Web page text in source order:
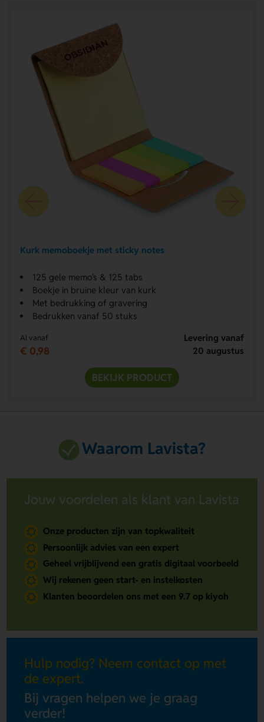
Kurk memoboekje met sticky notes
125 gele memo's & 125 tabs
Boekje in bruine kleur van kurk
Met bedrukking of gravering
Bedrukken vanaf 50 stuks
Al vanaf
€ 0,98
Levering vanaf
20 augustus
BEKIJK PRODUCT
Waarom Lavista?
Jouw voordelen als klant van Lavista
Onze producten zijn van topkwaliteit
Persoonlijk advies van een expert
Geheel vrijblijvend een gratis digitaal voorbeeld
Wij rekenen geen start- en instelkosten
Klanten beoordelen ons met een 9.7 op kiyoh
Hulp nodig? Neem contact op met
de expert.
Bij vragen helpen we je graag
verder!